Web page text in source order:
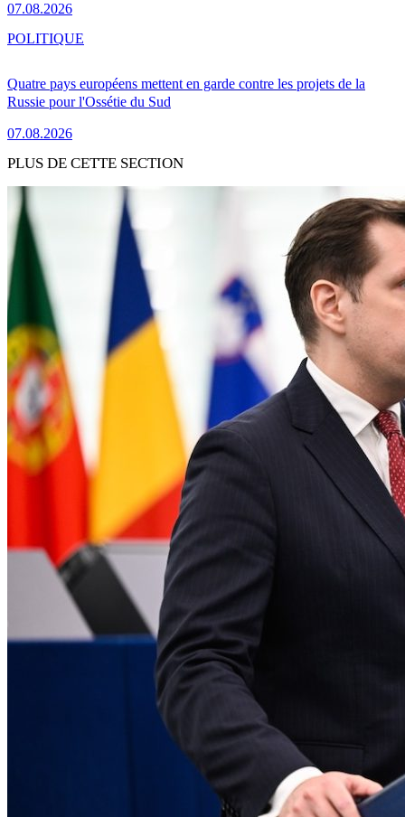
07.08.2026
Quatre pays européens mettent en garde contre les projets de la
Russie pour l'Ossétie du Sud
07.08.2026
POLITIQUE
PLUS DE CETTE SECTION